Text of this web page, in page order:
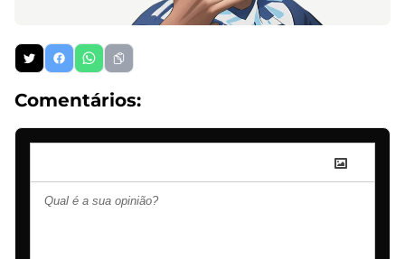
Comentários: